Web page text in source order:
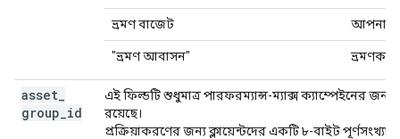
ভ্রমণ বাজেট আপনার
"ভ্রমণ আবাসন"
asset
group id
এই ফিল্ডটি শুধুমাত্র পারফরম্যান্স-ম্যাক্স ক্যাম্পেইনের
রয়েছে।
প্রক্রিয়াকরণের জন্য ক্লায়েন্টদের একটি ৮-বাইট পূর্ণসংখ্যা